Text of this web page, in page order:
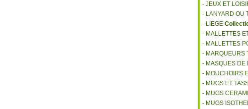
- JEUX ET
- LANYARD OU
- LIEGE
- MALLETTES
- MALLETTES
- MARQUEURS
- MASQUES DE
- MOUCHOIRS
- MUGS ET
- MUGS
- MUGS